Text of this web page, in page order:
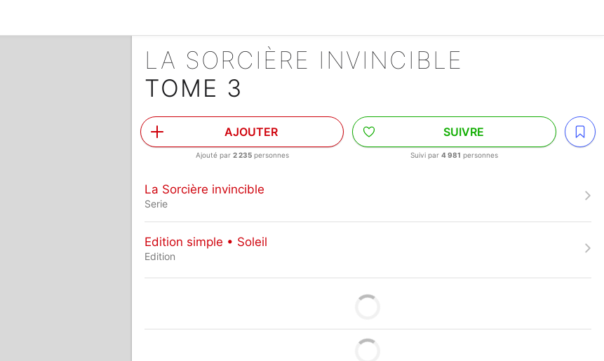
LA SORCIÈRE INVINCIBLE
TOME 3
AJOUTER
Ajouté par 2 235personnes
SUIVRE
Suivi par4 981 personnes
La Sorcière invincible
Serie
Edition simple • Soleil
Edition